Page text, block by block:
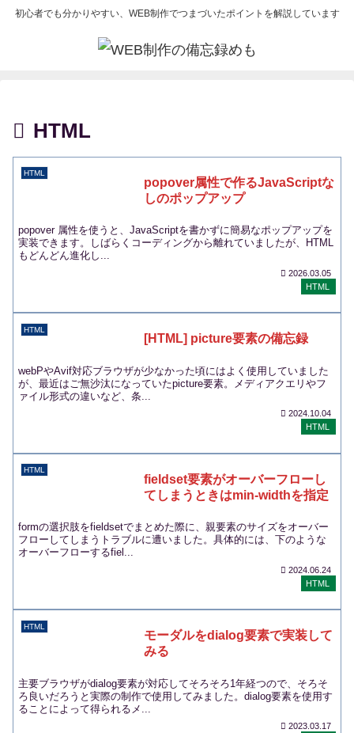
初心者でも分かりやすい、WEB制作でつまづいたポイントを解説しています
HTML
HTML
popover属性で作るJavaScriptな
しのポップアップ
popover 属性を使うと、JavaScriptを書かずに簡易なポップアップを
実装できます。しばらくコーディングから離れていましたが、HTML
もどんどん進化し...
2026.03.05
HTML
HTML
[HTML] picture要素の備忘録
webPやAvif対応ブラウザが少なかった頃にはよく使用していました
が、最近はご無沙汰になっていたpicture要素。メディアクエリやフ
ァイル形式の違いなど、条...
2024.10.04
HTML
HTML
fieldset要素がオーバーフローし
てしまうときはmin-widthを指定
formの選択肢をfieldsetでまとめた際に、親要素のサイズをオーバー
フローしてしまうトラブルに遭いました。具体的には、下のような
オーバーフローするfiel...
2024.06.24
HTML
HTML
モーダルをdialog要素で実装して
みる
主要ブラウザがdialog要素が対応してそろそろ1年経つので、そろそ
ろ良いだろうと実際の制作で使用してみました。dialog要素を使用す
ることによって得られるメ...
2023.03.17